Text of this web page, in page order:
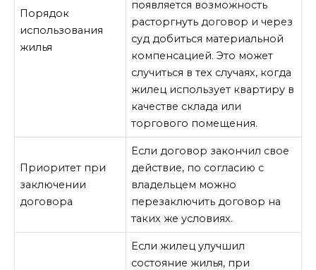
Порядок
использования
жилья
появляется возможность
расторгнуть договор и через
суд добиться материальной
компенсацией. Это может
случиться в тех случаях, когда
жилец использует квартиру в
качестве склада или
торгового помещения.
Приоритет при
заключении
договора
Если договор закончил свое
действие, по согласию с
владельцем можно
перезаключить договор на
таких же условиях.
Если жилец улучшил
состояние жилья, при